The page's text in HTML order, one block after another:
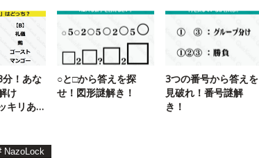
！あな
け
キリあ
○と□から答えを探
せ！図形謎解き！
3つの番号から答えを
見破れ！番号謎解
き！
NazoLock